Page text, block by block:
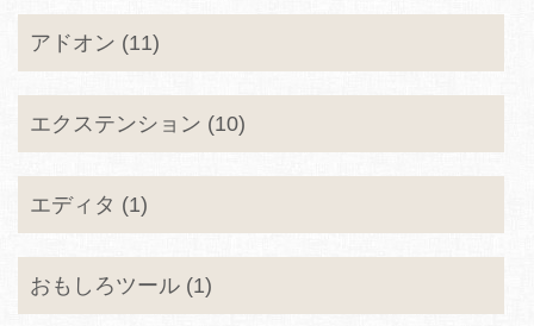
アドオン (11)
エクステンション (10)
エディタ (1)
おもしろツール (1)